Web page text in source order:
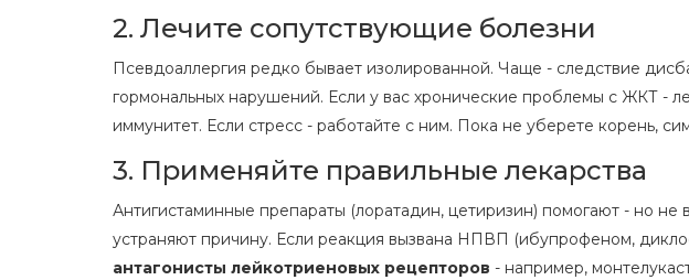
2. Лечите сопутствующие болезни
Псевдоаллергия редко бывает изолированной. Чаще - следствие
гормональных нарушений. Если у вас хронические проблемы с ЖКТ -
иммунитет. Если стресс - работайте с ним. Пока не уберете корень,
3. Применяйте правильные лекарства
Антигистаминные препараты (лоратадин, цетиризин) помогают - но не
устраняют причину. Если реакция вызвана НПВП (ибупрофеном,
антагонисты лейкотриеновых рецепторов - например,